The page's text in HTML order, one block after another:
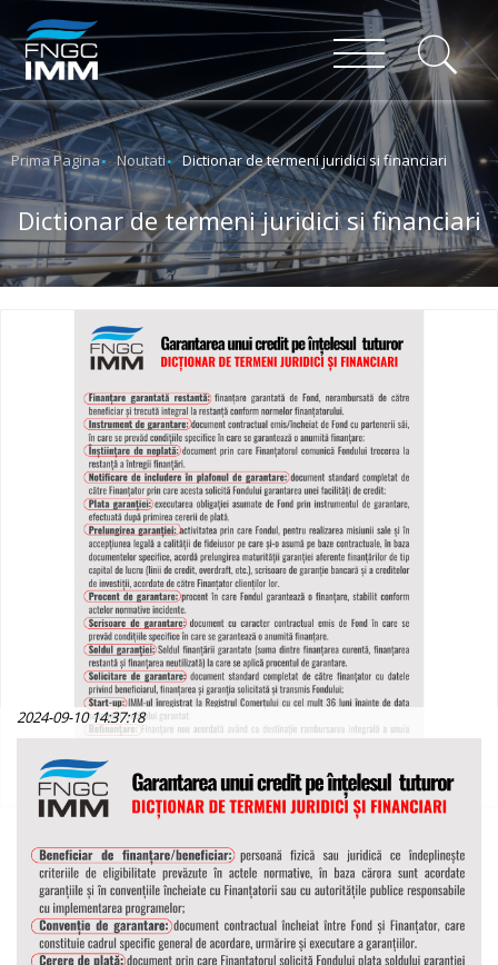
Prima Pagina Noutati Dictionar de termeni juridici si financiari
Dictionar de termeni juridici si financiari
2024-09-10 14:37:18